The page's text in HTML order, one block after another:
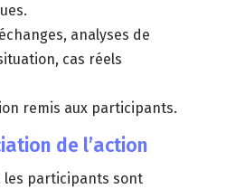
analyses de
cas réels
remis aux participants.
de l’action
les participants sont